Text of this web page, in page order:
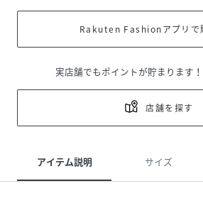
Rakuten Fashionアプリで
実店舗でもポイントが貯まります！
店舗を探す
アイテム説明 サイズ